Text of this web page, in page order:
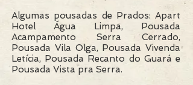
Algumas pousadas de Prados: Apart
Hotel Água Limpa, Pousada
Acampamento Serra Cerrado,
Pousada Vila Olga, Pousada Vivenda
Letícia, Pousada Recanto do Guará e
Pousada Vista pra Serra.